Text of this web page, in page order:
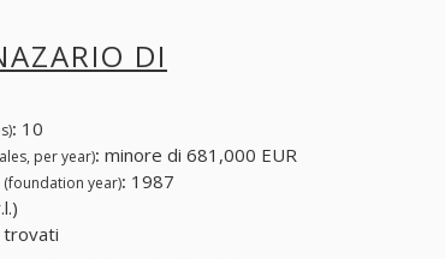
DI
: 10
per year): minore di 681,000 EUR
(foundation year): 1987
trovati